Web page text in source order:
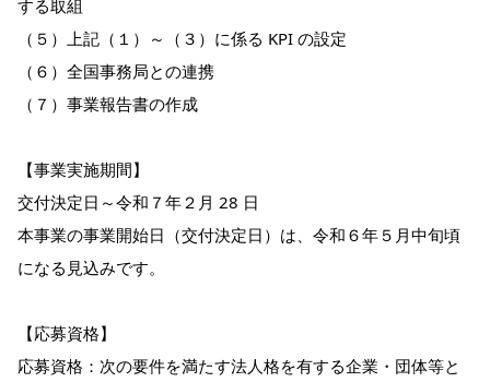
する取組
（５）上記（１）～（３）に係る KPI の設定
（６）全国事務局との連携
（７）事業報告書の作成
【事業実施期間】
交付決定日～令和７年２月 28 日
本事業の事業開始日（交付決定日）は、令和６年５月中旬頃
になる見込みです。
【応募資格】
応募資格：次の要件を満たす法人格を有する企業・団体等と